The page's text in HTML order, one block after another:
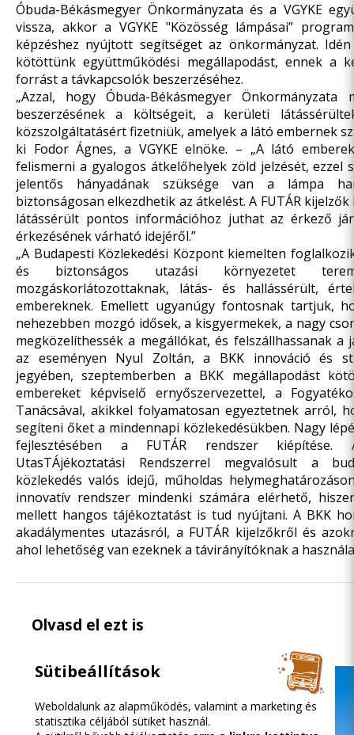
Óbuda-Békásmegyer Önkormányzata és a VGYKE
vissza, akkor a VGYKE "Közösség lámpásai”
képzéshez nyújtott segítséget az önkormányzat.
kötöttünk együttműködési megállapodást, ennek a
forrást a távkapcsolók beszerzéséhez.
„Azzal, hogy Óbuda-Békásmegyer
beszerzésének a költségeit, a kerületi
közszolgáltatásért fizetniük, amelyek a látó embernek
ki Fodor Ágnes, a VGYKE elnöke. – „A látó
felismerni a gyalogos átkelőhelyek zöld jelzését, ezzel
jelentős hányadának szüksége van a lámpa
biztonságosan elkezdhetik az átkelést. A FUTÁR
látássérült pontos információhoz juthat az érkező
érkezésének várható idejéről.”
„A Budapesti Közlekedési Központ kiemelten
és biztonságos utazási környezetet
mozgáskorlátozottaknak, látás- és hallássérült,
embereknek. Emellett ugyanúgy fontosnak tartjuk,
nehezebben mozgó idősek, a kisgyermekek, a nagy
megközelíthessék a megállókat, és felszállhassanak a
az eseményen Nyul Zoltán, a BKK innováció és
jegyében, szeptemberben a BKK megállapodást
embereket képviselő ernyőszervezettel, a
Tanácsával, akikkel folyamatosan egyeztetnek arról,
segíteni őket a mindennapi közlekedésükben. Nagy
fejlesztésében a FUTÁR rendszer kiépítése.
UtasTÁjékoztatási Rendszerrel megvalósult a
közlekedés valós idejű, műholdas
innovatív rendszer mindenki számára elérhető,
mellett hangos tájékoztatást is tud nyújtani. A BKK
akadálymentes utazásról, a FUTÁR kijelzőkről és
ahol lehetőség van ezeknek a távirányítóknak a
Olvasd el ezt is
Sütibeállítások
Weboldalunk az alapműködés, valamint a marketing és
statisztika céljából sütiket használ.